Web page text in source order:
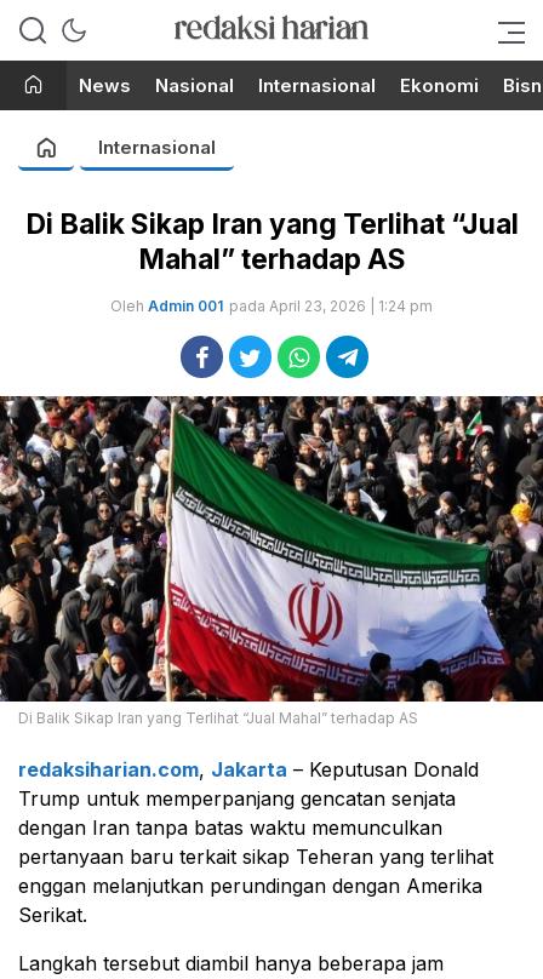
RedaksiHarian.com
Berita Terupdate dari Redaksi
News Nasional Internasional Ekonomi
Internasional
Di Balik Sikap Iran yang Terlihat “Jual
Mahal” terhadap AS
Oleh Admin 001 pada April 23, 2026 | 1:24 pm
Di Balik Sikap Iran yang Terlihat “Jual Mahal” terhadap AS
redaksiharian.com, Jakarta – Keputusan Donald
Trump untuk memperpanjang gencatan senjata
dengan Iran tanpa batas waktu memunculkan
pertanyaan baru terkait sikap Teheran yang terlihat
enggan melanjutkan perundingan dengan Amerika
Serikat.
Langkah tersebut diambil hanya beberapa jam